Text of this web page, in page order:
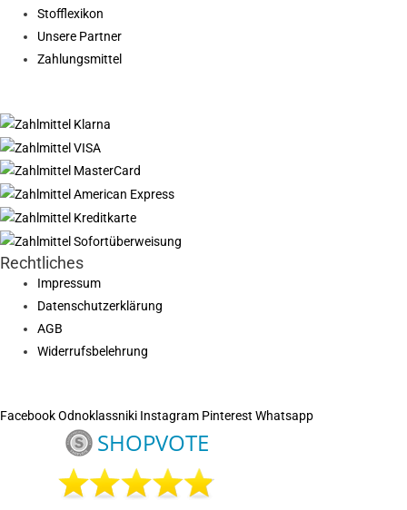
Stofflexikon
Unsere Partner
Zahlungsmittel
Rechtliches
Impressum
Datenschutzerklärung
AGB
Widerrufsbelehrung
FacebookOdnoklassniki Instagram Pinterest Whatsapp